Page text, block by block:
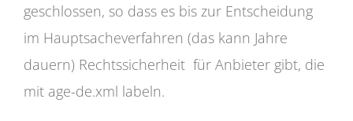
geschlossen, so dass es bis zur Entscheidung
im Hauptsacheverfahren (das kann Jahre
dauern) Rechtssicherheit für Anbieter gibt, die
mit age-de.xml labeln.